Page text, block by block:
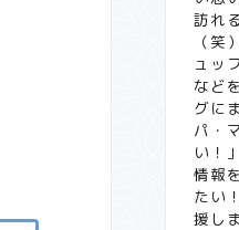
訪れ
（笑
ュッ
など
グに
パ・
い！
情報
たい
援し